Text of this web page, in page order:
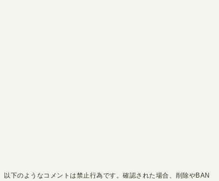
以下のようなコメントは禁止行為です。確認された場合、削除やBAN